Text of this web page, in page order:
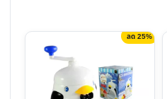
ลด 25%